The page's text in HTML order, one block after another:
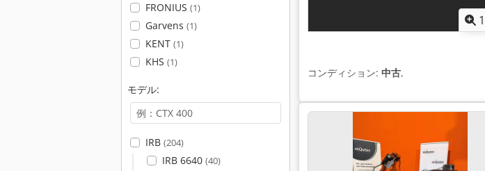
FRONIUS (1)
Garvens (1)
KENT (1)
KHS (1)
モデル:
IRB (204)
IRB 6640 (40)
1
コンディション: 中古,